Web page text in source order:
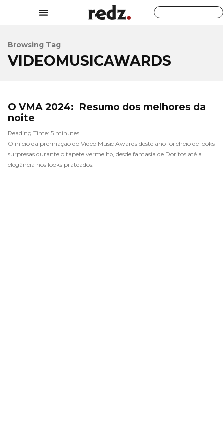
Browsing Tag
VIDEOMUSICAWARDS
O VMA 2024: Resumo dos melhores da
noite
Reading Time: 5 minutes
O início da premiação do Video Music Awards deste ano foi cheio de looks
surpresas durante o tapete vermelho, desde fantasia de Doritos até a
elegância nos looks prateados.